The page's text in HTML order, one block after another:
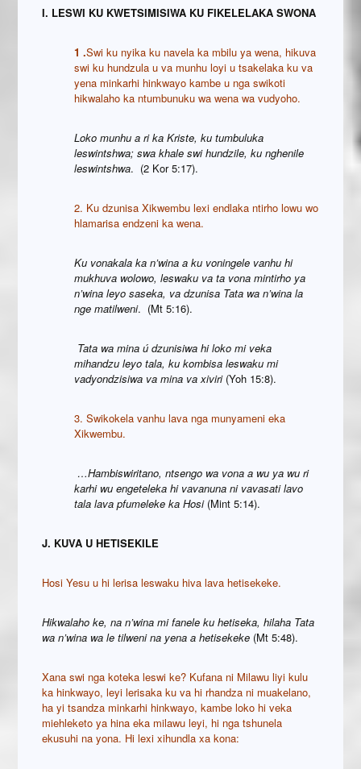
I. LESWI KU KWETSIMISIWA KU FIKELELAKA SWONA
1 .Swi ku nyika ku navela ka mbilu ya wena, hikuva
swi ku hundzula u va munhu loyi u tsakelaka ku va
yena minkarhi hinkwayo kambe u nga swikoti
hikwalaho ka ntumbunuku wa wena wa vudyoho.
Loko munhu a ri ka Kriste, ku tumbuluka
leswintshwa; swa khale swi hundzile, ku nghenile
leswintshwa. (2 Kor 5:17).
2. Ku dzunisa Xikwembu lexi endlaka ntirho lowu wo
hlamarisa endzeni ka wena.
Ku vonakala ka n’wina a ku voningele vanhu hi
mukhuva wolowo, leswaku va ta vona mintirho ya
n’wina leyo saseka, va dzunisa Tata wa n’wina la
nge matilweni. (Mt 5:16).
Tata wa mina ú dzunisiwa hi loko mi veka
mihandzu leyo tala, ku kombisa leswaku mi
vadyondzisiwa va mina va xiviri (Yoh 15:8).
3. Swikokela vanhu lava nga munyameni eka
Xikwembu.
…Hambiswiritano, ntsengo wa vona a wu ya wu ri
karhi wu engeteleka hi vavanuna ni vavasati lavo
tala lava pfumeleke ka Hosi(Mint 5:14).
J. KUVA U HETISEKILE
Hosi Yesu u hi lerisa leswaku hiva lava hetisekeke.
Hikwalaho ke, na n’wina mi fanele ku hetiseka, hilaha Tata
wa n’wina wa le tilweni na yena a hetisekeke (Mt 5:48).
Xana swi nga koteka leswi ke? Kufana ni Milawu liyi kulu
ka hinkwayo, leyi lerisaka ku va hi rhandza ni muakelano,
ha yi tsandza minkarhi hinkwayo, kambe loko hi veka
miehleketo ya hina eka milawu leyi, hi nga tshunela
ekusuhi na yona. Hi lexi xihundla xa kona: